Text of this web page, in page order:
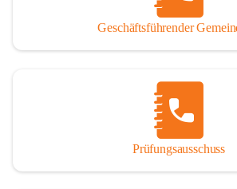
Geschäftsführender
Prüfungsausschuss